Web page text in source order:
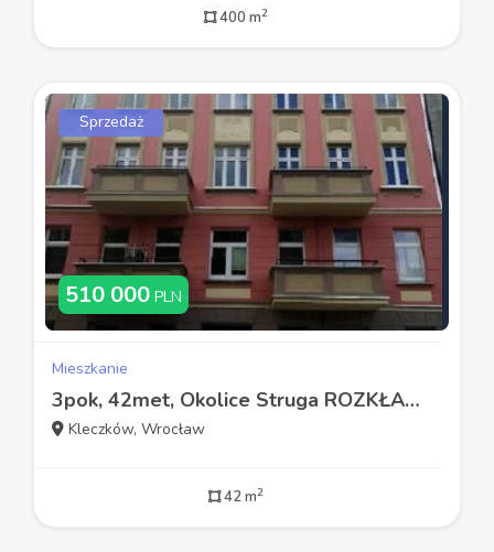
400 m2
Sprzedaż
510 000 PLN
Mieszkanie
3pok, 42met, Okolice Struga ROZKŁAD/PIWNICA (Wrocław)
Kleczków, Wrocław
42 m2